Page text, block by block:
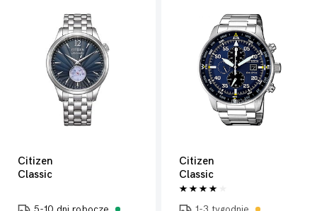
Citizen
Classic
Citizen
Classic